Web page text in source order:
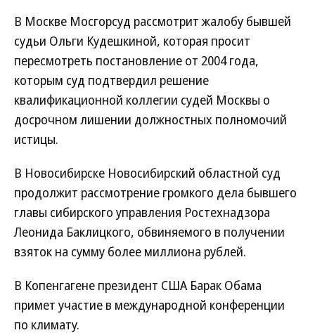
В Москве Мосгорсуд рассмотрит жалобу бывшей
судьи Ольги Кудешкиной, которая просит
пересмотреть постановление от 2004 года,
которым суд подтвердил решение
квалификационной коллегии судей Москвы о
досрочном лишении должностных полномочий
истицы.
В Новосибирске Новосибирский областной суд
продолжит рассмотрение громкого дела бывшего
главы сибирского управления Ростехнадзора
Леонида Баклицкого, обвиняемого в получении
взяток на сумму более миллиона рублей.
В Копенгагене президент США Барак Обама
примет участие в международной конференции
по климату.